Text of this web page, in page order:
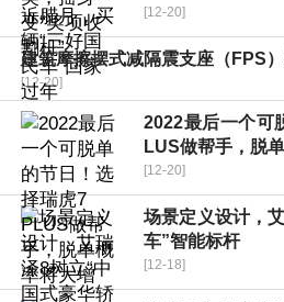
[12-20]
建筑摩擦摆式减隔震支座（FPS
[12-20]
2022最后一个可
LUS做帮手，脱
[12-20]
场景定义设计，
车”智能标杆
[12-18]